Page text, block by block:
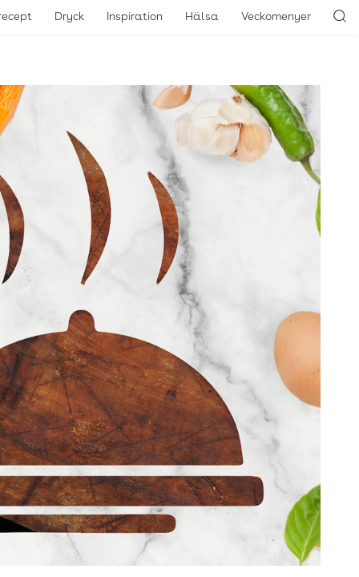
Dryck Inspiration Hälsa Veckomenyer